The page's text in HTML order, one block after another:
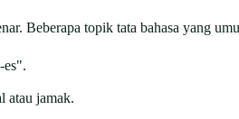
Beberapa topik tata bahasa yang
es".
atau jamak.